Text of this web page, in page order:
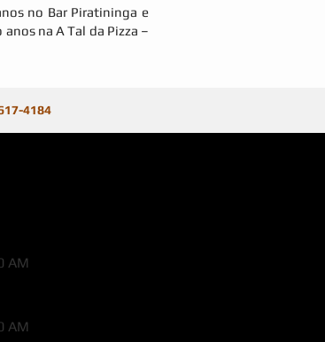
no Bar Piratininga e
na A Tal da Pizza –
4184
AM
AM